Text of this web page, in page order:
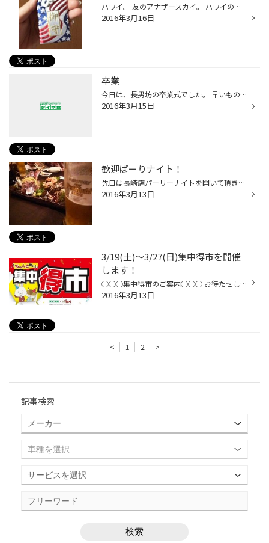
ハワイ。 友のアナザースカイ。 ハワイの空と海が忘れられず、４度目の旅。 わたしはまだ一度もいったことが ないのに。。。 お土産にお守りを買ってきてくれました。 太宰府天満宮さまのハワイ限定お守り、 すごくオシャレでした！ありがとう！ 旅の話を聞いて、わたしもどこか旅へ行き たくなりま...
2016年3月16日
卒業
今日は、長男坊の卒業式でした。 早いものですね、すっかり大きく、逞しくなっておりました。 やはり感動しますね！良いものですね！ 先生たちの言葉も当時自分にはあまり理解できていなかったですが ここに来てしみましたね〜〜。 がんばれ長男坊！ 私も頑張ろう！
2016年3月15日
歓迎ぱーりナイト！
先日は長崎店パーリーナイトを開いて頂きました！ 諌早まで遠征で！ 大好きなビールと刺身の写真を掲載。 元気でました！頑張るどす！
2016年3月13日
3/19(土)〜3/27(日)集中得市を開催
します！
◯◯◯集中得市のご案内◯◯◯ お待たせしました！春の得市！ 新生活がスタートするこの時期 タイヤの交換をお考えの方(^ ^) 集中得市を開催いたします！ 第1回目の期間は 3月19日(土)〜3月27日(日) までとなります。 タイヤ館長崎では タイヤはもちろんバッテリーも 無料点検が出来ますので、 ぜひ点検に...
2016年3月13日
< 1 2 >
記事検索